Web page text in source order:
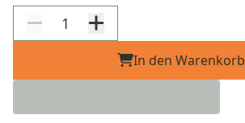
In den Warenkorb